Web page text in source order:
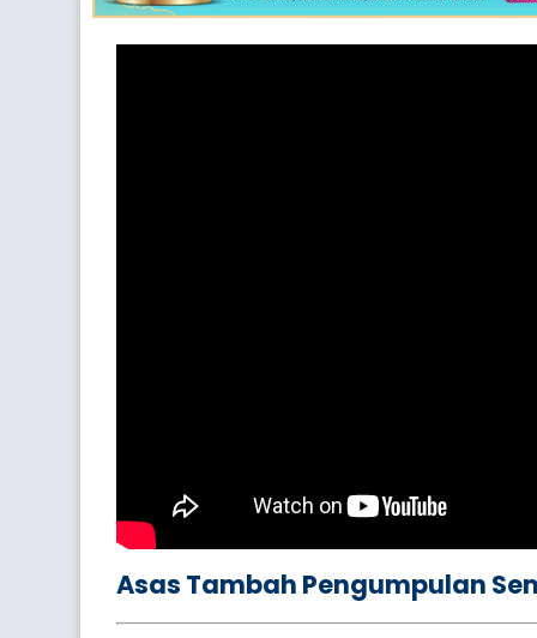
Asas Tambah Pengumpulan